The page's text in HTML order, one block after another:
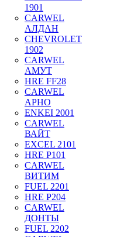
1901
CARWEL
АЛДАН
CHEVROLET
1902
CARWEL
АМУТ
HRE FF28
CARWEL
АРНО
ENKEI 2001
CARWEL
ВАЙТ
EXCEL 2101
HRE P101
CARWEL
ВИТИМ
FUEL 2201
HRE P204
CARWEL
ДОНТЫ
FUEL 2202